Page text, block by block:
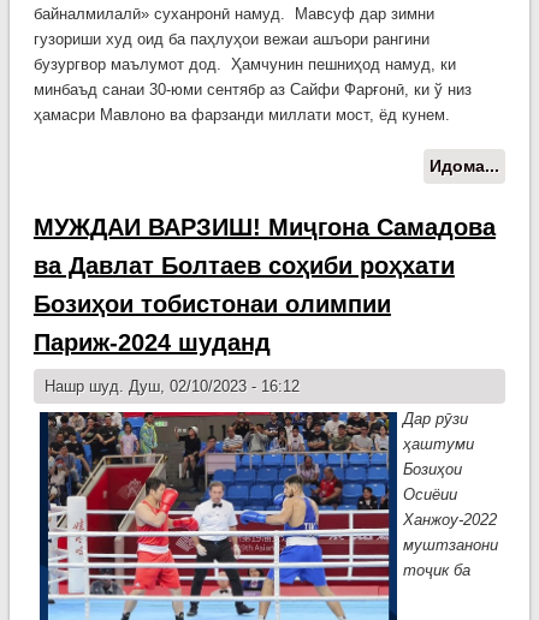
байналмилалӣ» суханронӣ намуд. Мавсуф дар зимни
гузориши худ оид ба паҳлуҳои вежаи ашъори рангини
бузургвор маълумот дод. Ҳамчунин пешниҳод намуд, ки
минбаъд санаи 30-юми сентябр аз Сайфи Фарғонӣ, ки ў низ
ҳамасри Мавлоно ва фарзанди миллати мост, ёд кунем.
Идома...
МУЖДАИ ВАРЗИШ! Миҷгона Самадова
ва Давлат Болтаев соҳиби роҳхати
Бозиҳои тобистонаи олимпии
Париж-2024 шуданд
Нашр шуд. Душ, 02/10/2023 - 16:12
Дар рӯзи
ҳаштуми
Бозиҳои
Осиёии
Ханжоу-2022
муштзанони
тоҷик ба